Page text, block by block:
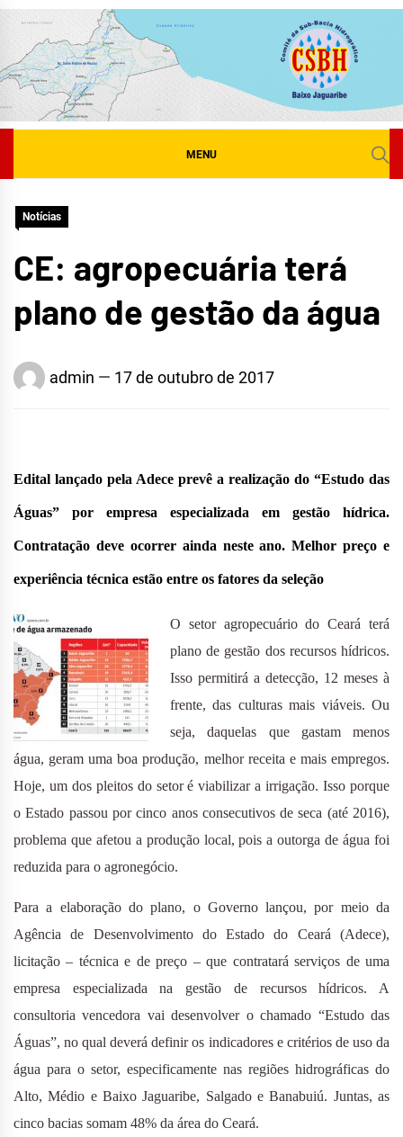
Skip
content
MENU
Notícias
CE: agropecuária terá
plano de gestão da água
admin 17 de outubro de 2017
Edital lançado pela Adece prevê a realização do “Estudo das
Águas” por empresa especializada em gestão hídrica.
Contratação deve ocorrer ainda neste ano. Melhor preço e
experiência técnica estão entre os fatores da seleção
O setor agropecuário do Ceará terá
plano de gestão dos recursos hídricos.
Isso permitirá a detecção, 12 meses à
frente, das culturas mais viáveis. Ou
seja, daquelas que gastam menos
água, geram uma boa produção, melhor receita e mais empregos.
Hoje, um dos pleitos do setor é viabilizar a irrigação. Isso porque
o Estado passou por cinco anos consecutivos de seca (até 2016),
problema que afetou a produção local, pois a outorga de água foi
reduzida para o agronegócio.
Para a elaboração do plano, o Governo lançou, por meio da
Agência de Desenvolvimento do Estado do Ceará (Adece),
licitação – técnica e de preço – que contratará serviços de uma
empresa especializada na gestão de recursos hídricos. A
consultoria vencedora vai desenvolver o chamado “Estudo das
Águas”, no qual deverá definir os indicadores e critérios de uso da
água para o setor, especificamente nas regiões hidrográficas do
Alto, Médio e Baixo Jaguaribe, Salgado e Banabuiú. Juntas, as
cinco bacias somam 48% da área do Ceará.